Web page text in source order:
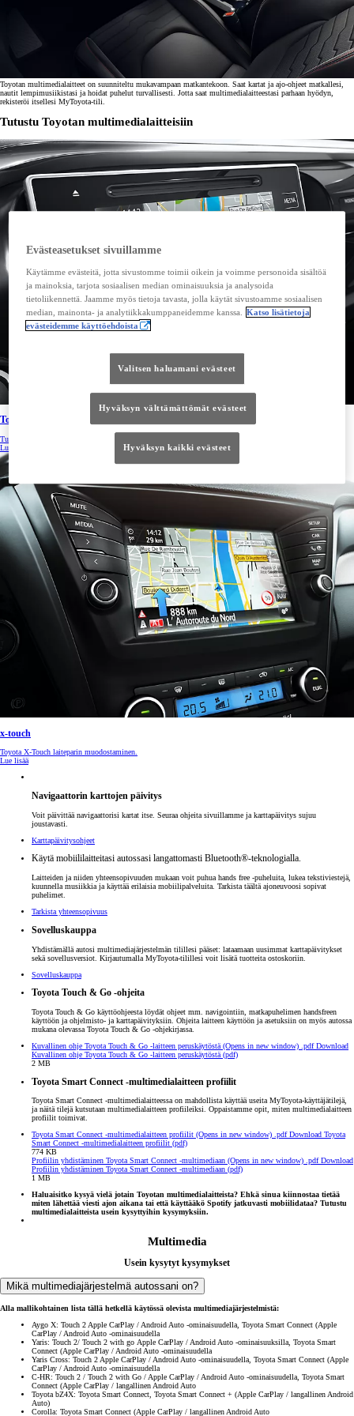
Toyotan multimedialaitteet on suunniteltu mukavampaan matkantekoon. Saat kartat ja ajo-ohjeet matkallesi,
nautit lempimusiikistasi ja hoidat puhelut turvallisesti. Jotta saat multimedialaitteestasi parhaan hyödyn,
rekisteröi itsellesi MyToyota-tili.
Tutustu Toyotan multimedialaitteisiin
Touch 2 with Go
Tutustu Toyota Touch 2 with Go -laitteen ominaisuuksiin ja ohjeisiin.
Lue lisää
x-touch
Toyota X-Touch laiteparin muodostaminen.
Lue lisää
Navigaattorin karttojen päivitys
Voit päivittää navigaattorisi kartat itse. Seuraa ohjeita sivuillamme ja karttapäivitys sujuu
joustavasti.
Karttapäivitysohjeet
Käytä mobiililaitteitasi autossasi langattomasti Bluetooth®-teknologialla.
Laitteiden ja niiden yhteensopivuuden mukaan voit puhua hands free -puheluita, lukea tekstiviestejä,
kuunnella musiikkia ja käyttää erilaisia mobiilipalveluita. Tarkista täältä ajoneuvoosi sopivat
puhelimet.
Tarkista yhteensopivuus
Sovelluskauppa
Yhdistämällä autosi multimediajärjestelmän tilillesi pääset: lataamaan uusimmat karttapäivitykset
sekä sovellusversiot. Kirjautumalla MyToyota-tilillesi voit lisätä tuotteita ostoskoriin.
Sovelluskauppa
Toyota Touch & Go -ohjeita
Toyota Touch & Go käyttöohjeesta löydät ohjeet mm. navigointiin, matkapuhelimen handsfreen
käyttöön ja ohjelmisto- ja karttapäivityksiin. Ohjeita laitteen käyttöön ja asetuksiin on myös autossa
mukana olevassa Toyota Touch & Go -ohjekirjassa.
Kuvallinen ohje Toyota Touch & Go -laitteen peruskäytöstä (Opens in new window) .pdfDownload
Kuvallinen ohje Toyota Touch & Go -laitteen peruskäytöstä (pdf)
2 MB
Toyota Smart Connect -multimedialaitteen profiilit
Toyota Smart Connect -multimedialaitteessa on mahdollista käyttää useita MyToyota-käyttäjätilejä,
ja näitä tilejä kutsutaan multimedialaitteen profiileiksi. Oppaistamme opit, miten multimedialaitteen
profiilit toimivat.
Toyota Smart Connect -multimedialaitteen profiilit (Opens in new window) .pdfDownload Toyota
Smart Connect -multimedialaitteen profiilit (pdf)
774 KB
Profiilin yhdistäminen Toyota Smart Connect -multimediaan (Opens in new window) .pdfDownload
Profiilin yhdistäminen Toyota Smart Connect -multimediaan (pdf)
1 MB
Haluaisitko kysyä vielä jotain Toyotan multimedialaitteista? Ehkä sinua kiinnostaa tietää
miten lähettää viesti ajon aikana tai että käyttääkö Spotify jatkuvasti mobiilidataa? Tutustu
multimedialaitteista usein kysyttyihin kysymyksiin.
Multimedia
Usein kysytyt kysymykset
Mikä multimediajärjestelmä autossani on?
Alla mallikohtainen lista tällä hetkellä käytössä olevista multimediajärjestelmistä:
Aygo X: Touch 2 Apple CarPlay / Android Auto -ominaisuudella, Toyota Smart Connect (Apple
CarPlay / Android Auto -ominaisuudella
Yaris: Touch 2/ Touch 2 with go Apple CarPlay / Android Auto -ominaisuuksilla, Toyota Smart
Connect (Apple CarPlay / Android Auto -ominaisuudella
Yaris Cross: Touch 2 Apple CarPlay / Android Auto -ominaisuudella, Toyota Smart Connect (Apple
CarPlay / Android Auto -ominaisuudella
C-HR: Touch 2 / Touch 2 with Go / Apple CarPlay / Android Auto -ominaisuudella, Toyota Smart
Connect (Apple CarPlay / langallinen Android Auto
Toyota bZ4X: Toyota Smart Connect, Toyota Smart Connect + (Apple CarPlay / langallinen Android
Auto)
Corolla: Toyota Smart Connect (Apple CarPlay / langallinen Android Auto
Evästeasetukset sivuillamme
Käytämme evästeitä, jotta sivustomme toimii oikein ja voimme personoida sisältöä
ja mainoksia, tarjota sosiaalisen median ominaisuuksia ja analysoida
tietoliikennettä. Jaamme myös tietoja tavasta, jolla käytät sivustoamme sosiaalisen
median, mainonta- ja analytiikkakumppaneidemme kanssa.
Katso lisätietoja
evästeidemme käyttöehdoista
Valitsen haluamani evästeet
Hyväksyn välttämättömät evästeet
Hyväksyn kaikki evästeet